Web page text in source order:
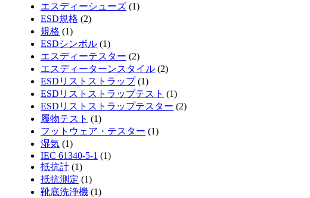
エスディーシューズ (1)
ESD規格 (2)
規格 (1)
ESDシンボル (1)
エスディーテスター (2)
エスディーターンスタイル (2)
ESDリストストラップ (1)
ESDリストストラップテスト (1)
ESDリストストラップテスター (2)
履物テスト (1)
フットウェア・テスター (1)
湿気 (1)
IEC 61340-5-1 (1)
抵抗計 (1)
抵抗測定 (1)
靴底洗浄機 (1)